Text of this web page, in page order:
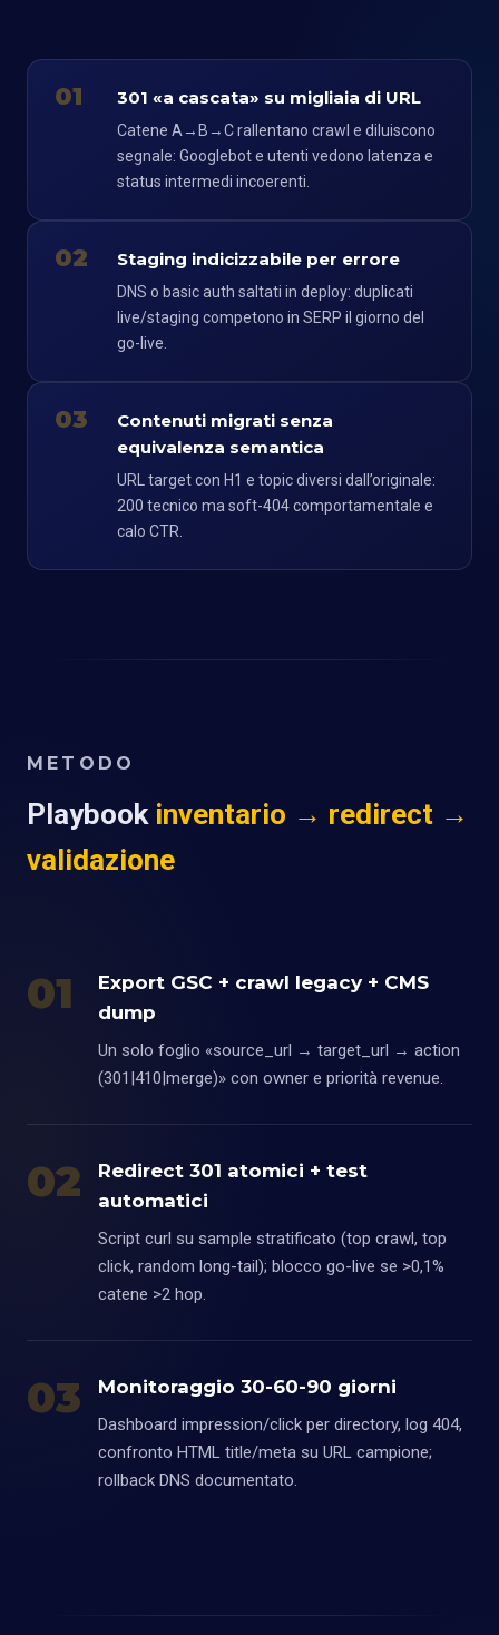
01 301 «a cascata» su migliaia di URL
Catene A→B→C rallentano crawl e diluiscono
segnale: Googlebot e utenti vedono latenza e
status intermedi incoerenti.
02 Staging indicizzabile per errore
DNS o basic auth saltati in deploy: duplicati
live/staging competono in SERP il giorno del
go-live.
03
Contenuti migrati senza
equivalenza semantica
URL target con H1 e topic diversi dall’originale:
200 tecnico ma soft-404 comportamentale e
calo CTR.
METODO
Playbook inventario → redirect →
validazione
01
Export GSC + crawl legacy + CMS
dump
Un solo foglio «source_url → target_url → action
(301|410|merge)» con owner e priorità revenue.
02
Redirect 301 atomici + test
automatici
Script curl su sample stratificato (top crawl, top
click, random long-tail); blocco go-live se >0,1%
catene >2 hop.
03 Monitoraggio 30-60-90 giorni
Dashboard impression/click per directory, log 404,
confronto HTML title/meta su URL campione;
rollback DNS documentato.